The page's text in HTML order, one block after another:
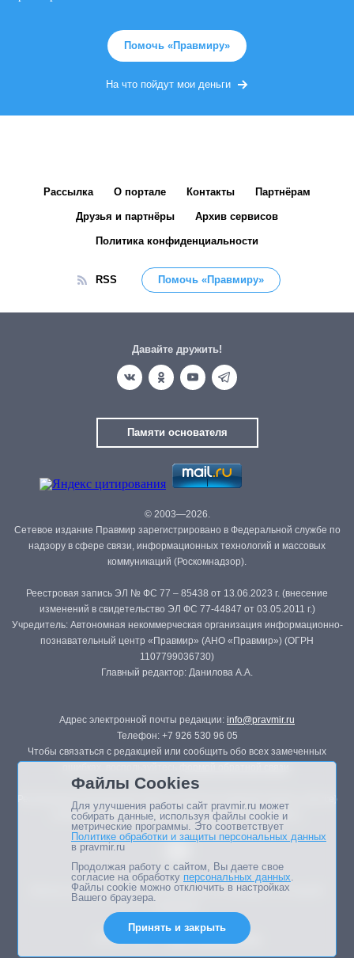
Помочь «Правмиру»
На что пойдут мои деньги
Рассылка О портале Контакты Партнёрам
Друзья и партнёры Архив сервисов
Политика конфиденциальности
RSS Помочь «Правмиру»
Давайте дружить!
Памяти основателя
© 2003—2026.
Сетевое издание Правмир зарегистрировано в Федеральной службе по
надзору в сфере связи, информационных технологий и массовых
коммуникаций (Роскомнадзор).
Реестровая запись ЭЛ № ФС 77 – 85438 от 13.06.2023 г. (внесение
изменений в свидетельство ЭЛ ФС 77-44847 от 03.05.2011 г.)
Учредитель: Автономная некоммерческая организация информационно-
познавательный центр «Правмир» (АНО «Правмир») (ОГРН
1107799036730)
Главный редактор: Данилова А.А.
Адрес электронной почты редакции: info@pravmir.ru
Телефон: +7 926 530 96 05
Чтобы связаться с редакцией или сообщить обо всех замеченных
Републикация материалов сайта в печатных изданиях (книгах, прессе)
возможна только с письменного разрешения редакции.
Мнение авторов статей портала может не совпадать с позицией
Дизайн сайта -
Файлы Cookies
Для улучшения работы сайт pravmir.ru может
собирать данные, используя файлы cookie и
метрические программы. Это соответствует
Политике обработки и защиты персональных данных
в pravmir.ru
Продолжая работу с сайтом, Вы даете свое
согласие на обработку персональных данных.
Файлы cookie можно отключить в настройках
Вашего браузера.
Принять и закрыть